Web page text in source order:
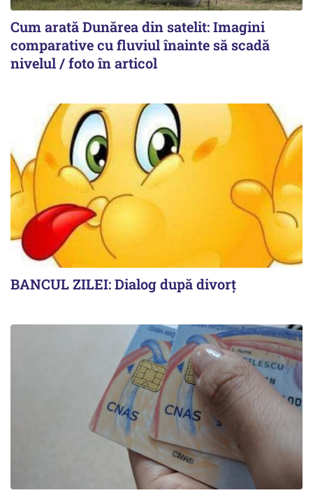
Cum arată Dunărea din satelit: Imagini
comparative cu fluviul înainte să scadă
nivelul / foto în articol
BANCUL ZILEI: Dialog după divorț